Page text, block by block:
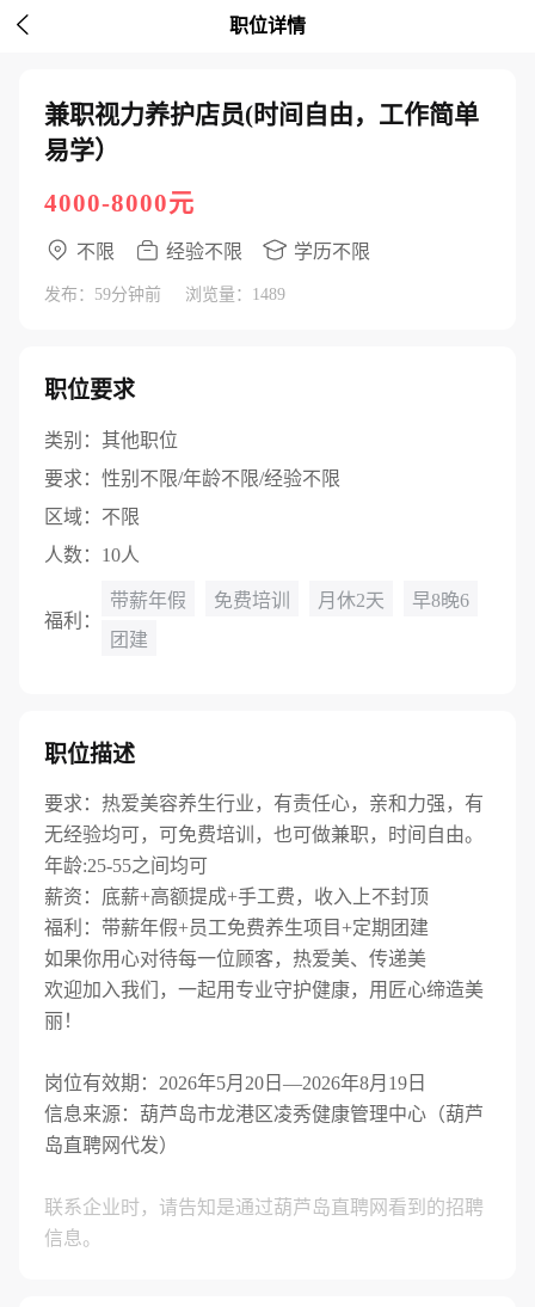
 职位详情
兼职视力养护店员(时间自由，工作简单
易学）
4000-8000元
不限 经验不限 学历不限
发布：59分钟前 浏览量：1489
职位要求
类别： 其他职位
要求： 性别不限/年龄不限/经验不限
区域： 不限
人数： 10人
福利：
带薪年假 免费培训 月休2天
早8晚6
团建
职位描述
要求：热爱美容养生行业，有责任心，亲和力强，有
无经验均可，可免费培训，也可做兼职，时间自由。
年龄:25-55之间均可
薪资：底薪+高额提成+手工费，收入上不封顶
福利：带薪年假+员工免费养生项目+定期团建
如果你用心对待每一位顾客，热爱美、传递美
欢迎加入我们，一起用专业守护健康，用匠心缔造美
丽！
岗位有效期：2026年5月20日—2026年8月19日
信息来源：葫芦岛市龙港区凌秀健康管理中心（葫芦
岛直聘网代发）
联系企业时，请告知是通过葫芦岛直聘网看到的招聘
信息。